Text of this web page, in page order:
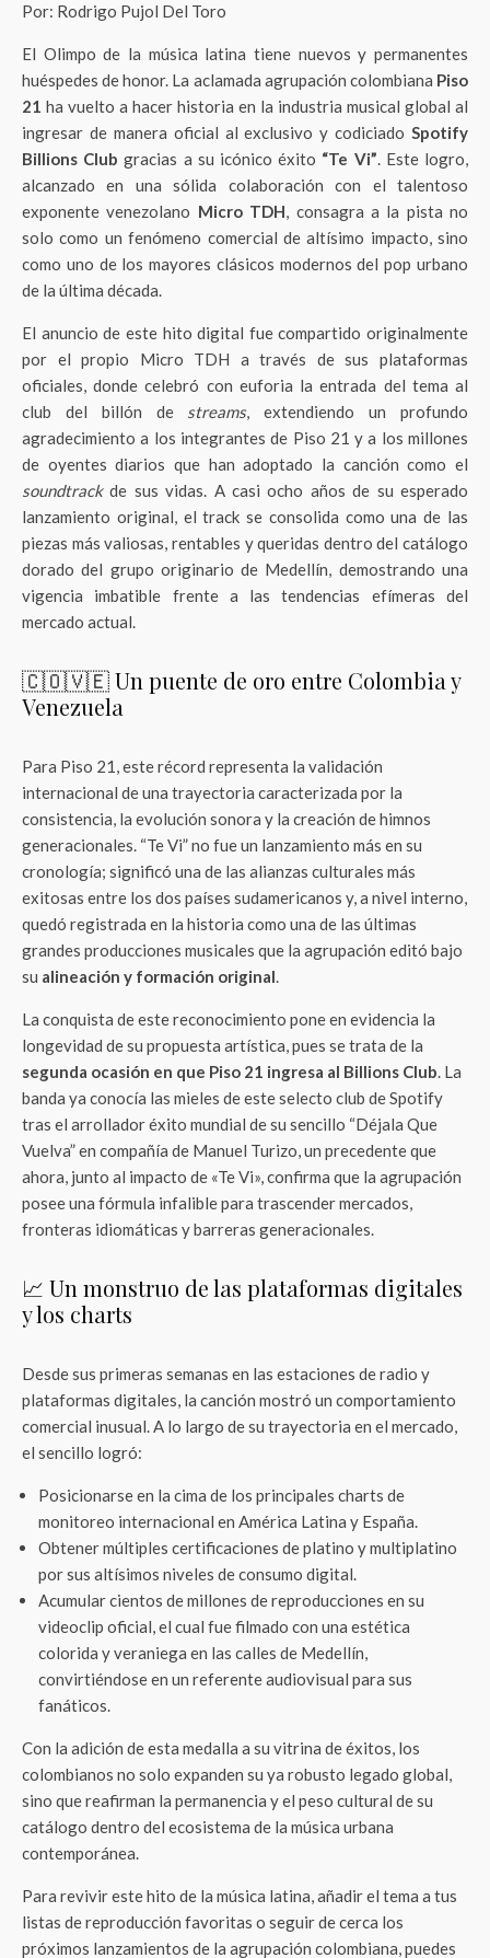
Por: Rodrigo Pujol Del Toro
El Olimpo de la música latina tiene nuevos y permanentes
huéspedes de honor. La aclamada agrupación colombiana Piso
21 ha vuelto a hacer historia en la industria musical global al
ingresar de manera oficial al exclusivo y codiciado Spotify
Billions Club gracias a su icónico éxito “Te Vi”. Este logro,
alcanzado en una sólida colaboración con el talentoso
exponente venezolano Micro TDH, consagra a la pista no
solo como un fenómeno comercial de altísimo impacto, sino
como uno de los mayores clásicos modernos del pop urbano
de la última década.
El anuncio de este hito digital fue compartido originalmente
por el propio Micro TDH a través de sus plataformas
oficiales, donde celebró con euforia la entrada del tema al
club del billón de streams, extendiendo un profundo
agradecimiento a los integrantes de Piso 21 y a los millones
de oyentes diarios que han adoptado la canción como el
soundtrackde sus vidas. A casi ocho años de su esperado
lanzamiento original, el track se consolida como una de las
piezas más valiosas, rentables y queridas dentro del catálogo
dorado del grupo originario de Medellín, demostrando una
vigencia imbatible frente a las tendencias efímeras del
mercado actual.
🇨🇴🇻🇪 Un puente de oro entre Colombia y
Venezuela
Para Piso 21, este récord representa la validación
internacional de una trayectoria caracterizada por la
consistencia, la evolución sonora y la creación de himnos
generacionales. “Te Vi” no fue un lanzamiento más en su
cronología; significó una de las alianzas culturales más
exitosas entre los dos países sudamericanos y, a nivel interno,
quedó registrada en la historia como una de las últimas
grandes producciones musicales que la agrupación editó bajo
su alineación y formación original.
La conquista de este reconocimiento pone en evidencia la
longevidad de su propuesta artística, pues se trata de la
segunda ocasión en que Piso 21 ingresa al Billions Club. La
banda ya conocía las mieles de este selecto club de Spotify
tras el arrollador éxito mundial de su sencillo “Déjala Que
Vuelva” en compañía de Manuel Turizo, un precedente que
ahora, junto al impacto de «Te Vi», confirma que la agrupación
posee una fórmula infalible para trascender mercados,
fronteras idiomáticas y barreras generacionales.
📈 Un monstruo de las plataformas digitales
y los charts
Desde sus primeras semanas en las estaciones de radio y
plataformas digitales, la canción mostró un comportamiento
comercial inusual. A lo largo de su trayectoria en el mercado,
el sencillo logró:
Posicionarse en la cima de los principales charts de
monitoreo internacional en América Latina y España.
Obtener múltiples certificaciones de platino y multiplatino
por sus altísimos niveles de consumo digital.
Acumular cientos de millones de reproducciones en su
videoclip oficial, el cual fue filmado con una estética
colorida y veraniega en las calles de Medellín,
convirtiéndose en un referente audiovisual para sus
fanáticos.
Con la adición de esta medalla a su vitrina de éxitos, los
colombianos no solo expanden su ya robusto legado global,
sino que reafirman la permanencia y el peso cultural de su
catálogo dentro del ecosistema de la música urbana
contemporánea.
Para revivir este hito de la música latina, añadir el tema a tus
listas de reproducción favoritas o seguir de cerca los
próximos lanzamientos de la agrupación colombiana, puedes